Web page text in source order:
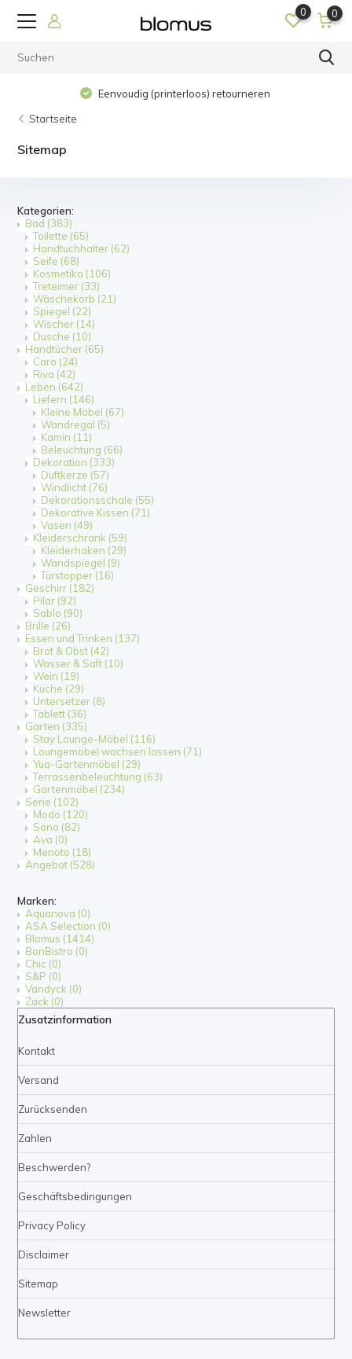
0 0
Eenvoudig (printerloos) retourneren
Startseite
Sitemap
Kategorien:
Bad (383)
Toilette (65)
Handtuchhalter (62)
Seife (68)
Kosmetika (106)
Treteimer (33)
Wäschekorb (21)
Spiegel (22)
Wischer (14)
Dusche (10)
Handtücher (65)
Caro (24)
Riva (42)
Leben (642)
Liefern (146)
Kleine Möbel (67)
Wandregal (5)
Kamin (11)
Beleuchtung (66)
Dekoration (333)
Duftkerze (57)
Windlicht (76)
Dekorationsschale (55)
Dekorative Kissen (71)
Vasen (49)
Kleiderschrank (59)
Kleiderhaken (29)
Wandspiegel (9)
Türstopper (16)
Geschirr (182)
Pilar (92)
Sablo (90)
Brille (26)
Essen und Trinken (137)
Brot & Obst (42)
Wasser & Saft (10)
Wein (19)
Küche (29)
Untersetzer (8)
Tablett (36)
Garten (335)
Stay Lounge-Möbel (116)
Loungemöbel wachsen lassen (71)
Yua-Gartenmöbel (29)
Terrassenbeleuchtung (63)
Gartenmöbel (234)
Serie (102)
Modo (120)
Sono (82)
Ava (0)
Menoto (18)
Angebot (528)
Marken:
Aquanova (0)
ASA Selection (0)
Blomus (1414)
BonBistro (0)
Chic (0)
S&P (0)
Vandyck (0)
Zack (0)
Zusatzinformation
Kontakt
Versand
Zurücksenden
Zahlen
Beschwerden?
Geschäftsbedingungen
Privacy Policy
Disclaimer
Sitemap
Newsletter